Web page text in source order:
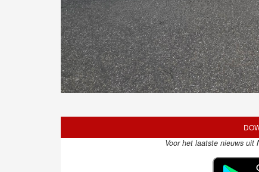
Voor het laatste nieuws uit